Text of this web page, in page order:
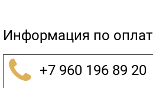
Информация по
+7 960 196 89 20